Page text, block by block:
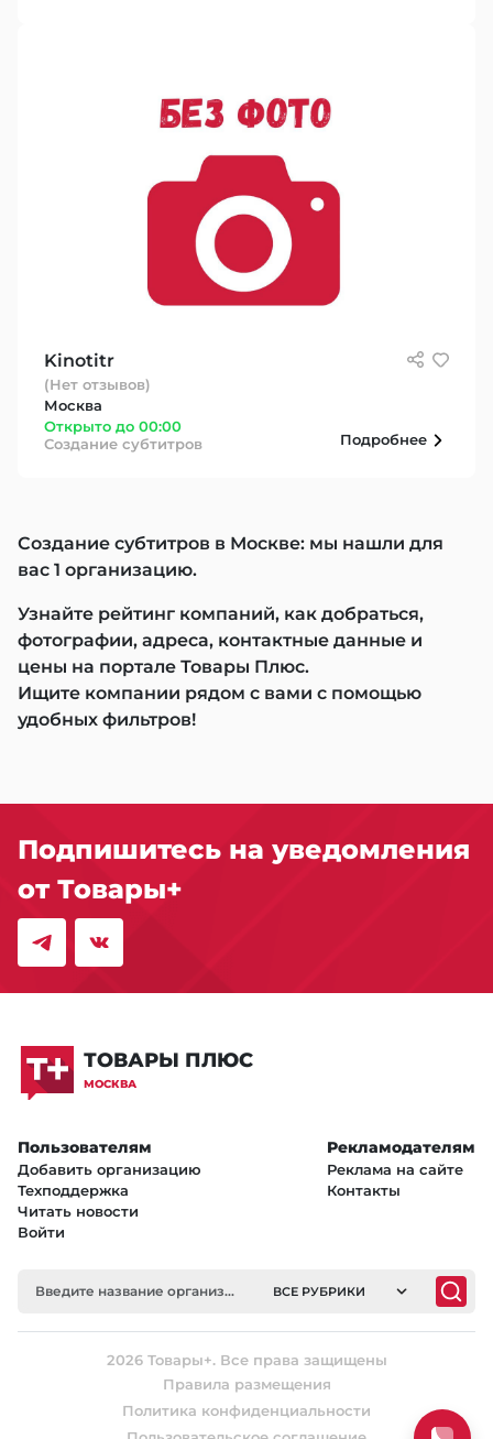
Kinotitr
(Нет отзывов)
Москва
Открыто до 00:00
Создание субтитров
Подробнее
Создание субтитров в Москве: мы нашли для
вас 1 организацию.
Узнайте рейтинг компаний, как добраться,
фотографии, адреса, контактные данные и
цены на портале Товары Плюс.
Ищите компании рядом с вами с помощью
удобных фильтров!
Подпишитесь на уведомления
от Товары+
ТОВАРЫ ПЛЮС
МОСКВА
Пользователям
Добавить организацию
Техподдержка
Читать новости
Войти
Рекламодателям
Реклама на сайте
Контакты
ВСЕ РУБРИКИ
2026 Товары+. Все права защищены
Правила размещения
Политика конфиденциальности